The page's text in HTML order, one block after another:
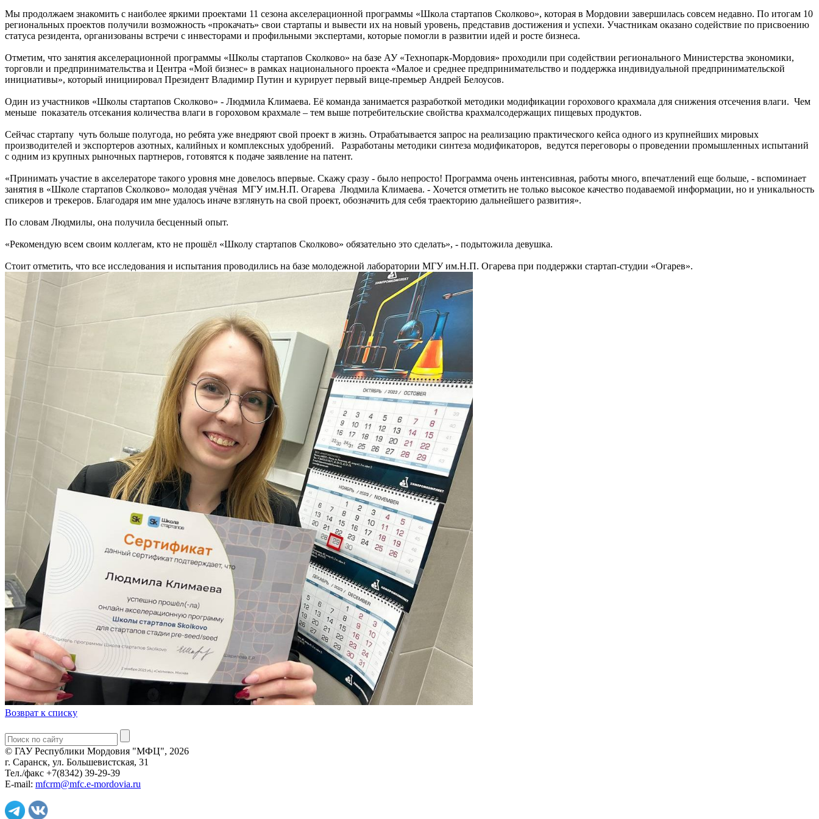
Мы продолжаем знакомить с наиболее яркими проектами 11 сезона акселерационной программы «Школа стартапов Сколково», которая в Мордовии завершилась совсем недавно. По итогам 10
региональных проектов получили возможность «прокачать» свои стартапы и вывести их на новый уровень, представив достижения и успехи. Участникам оказано содействие по присвоению
статуса резидента, организованы встречи с инвесторами и профильными экспертами, которые помогли в развитии идей и росте бизнеса.
Отметим, что занятия акселерационной программы «Школы стартапов Сколково» на базе АУ «Технопарк-Мордовия» проходили при содействии регионального Министерства экономики,
торговли и предпринимательства и Центра «Мой бизнес» в рамках национального проекта «Малое и среднее предпринимательство и поддержка индивидуальной предпринимательской
инициативы», который инициировал Президент Владимир Путин и курирует первый вице-премьер Андрей Белоусов.
Один из участников «Школы стартапов Сколково» - Людмила Климаева. Её команда занимается разработкой методики модификации горохового крахмала для снижения отсечения влаги. Чем
меньше показатель отсекания количества влаги в гороховом крахмале – тем выше потребительские свойства крахмалсодержащих пищевых продуктов.
Сейчас стартапу чуть больше полугода, но ребята уже внедряют свой проект в жизнь. Отрабатывается запрос на реализацию практического кейса одного из крупнейших мировых
производителей и экспортеров азотных, калийных и комплексных удобрений. Разработаны методики синтеза модификаторов, ведутся переговоры о проведении промышленных испытаний
с одним из крупных рыночных партнеров, готовятся к подаче заявление на патент.
«Принимать участие в акселераторе такого уровня мне довелось впервые. Скажу сразу - было непросто! Программа очень интенсивная, работы много, впечатлений еще больше, - вспоминает
занятия в «Школе стартапов Сколково» молодая учёная МГУ им.Н.П. Огарева Людмила Климаева. - Хочется отметить не только высокое качество подаваемой информации, но и уникальность
спикеров и трекеров. Благодаря им мне удалось иначе взглянуть на свой проект, обозначить для себя траекторию дальнейшего развития».
По словам Людмилы, она получила бесценный опыт.
«Рекомендую всем своим коллегам, кто не прошёл «Школу стартапов Сколково» обязательно это сделать», - подытожила девушка.
Стоит отметить, что все исследования и испытания проводились на базе молодежной лаборатории МГУ им.Н.П. Огарева при поддержки стартап-студии «Огарев».
Возврат к списку
© ГАУ Республики Мордовия "МФЦ", 2026
г. Саранск, ул. Большевистская, 31
Тел./факс +7(8342) 39-29-39
E-mail: mfcrm@mfc.e-mordovia.ru